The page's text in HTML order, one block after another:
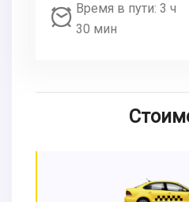
Время в пути: 3 ч
30 мин